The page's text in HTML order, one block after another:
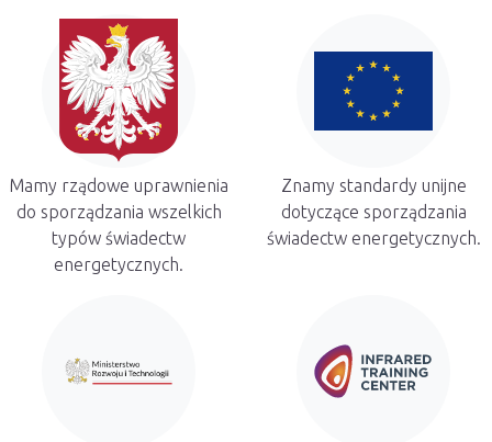
Mamy rządowe uprawnienia
do sporządzania wszelkich
typów świadectw
energetycznych.
Znamy standardy unijne
dotyczące sporządzania
świadectw energetycznych.